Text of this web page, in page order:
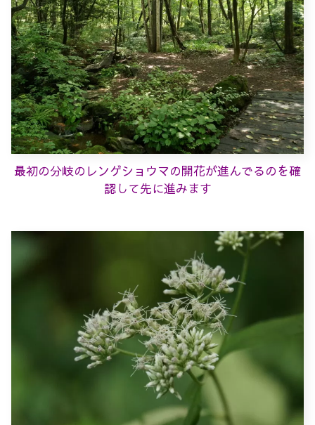
最初の分岐のレンゲショウマの開花が進んでるのを確
認して先に進みます